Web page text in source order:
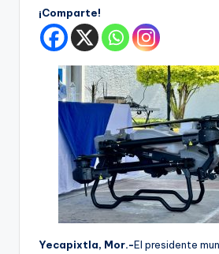
¡Comparte!
Yecapixtla, Mor.-El presidente